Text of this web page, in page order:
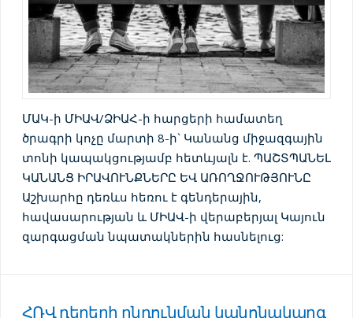
ՄԱԿ-ի ՄԻԱՎ/ՁԻԱՀ-ի հարցերի համատեղ
ծրագրի կոչը մարտի 8-ի` Կանանց միջազգային
տոնի կապակցությամբ հետևյալն է. ՊԱՇՏՊԱՆԵԼ
ԿԱՆԱՆՑ ԻՐԱՎՈՒՆՔՆԵՐԸ ԵՎ ԱՌՈՂՋՈՒԹՅՈՒՆԸ
Աշխարհը դեռևս հեռու է գենդերային,
հավասարության և ՄԻԱՎ-ի վերաբերյալ Կայուն
զարգացման նպատակներին հասնելուց:
ՀՌՎ դեղերի ընդունման կանոնակարգ